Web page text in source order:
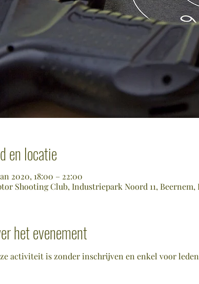
en locatie
2020, 18:00 – 22:00
Shooting Club, Industriepark Noord 11, Beernem,
het evenement
activiteit is zonder inschrijven en enkel voor